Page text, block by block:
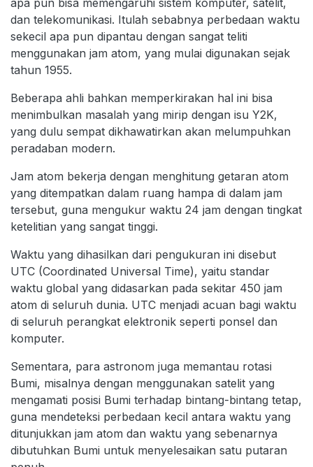
apa pun bisa memengaruhi sistem komputer, satelit,
dan telekomunikasi. Itulah sebabnya perbedaan waktu
sekecil apa pun dipantau dengan sangat teliti
menggunakan jam atom, yang mulai digunakan sejak
tahun 1955.
Beberapa ahli bahkan memperkirakan hal ini bisa
menimbulkan masalah yang mirip dengan isu Y2K,
yang dulu sempat dikhawatirkan akan melumpuhkan
peradaban modern.
Jam atom bekerja dengan menghitung getaran atom
yang ditempatkan dalam ruang hampa di dalam jam
tersebut, guna mengukur waktu 24 jam dengan tingkat
ketelitian yang sangat tinggi.
Waktu yang dihasilkan dari pengukuran ini disebut
UTC (Coordinated Universal Time), yaitu standar
waktu global yang didasarkan pada sekitar 450 jam
atom di seluruh dunia. UTC menjadi acuan bagi waktu
di seluruh perangkat elektronik seperti ponsel dan
komputer.
Sementara, para astronom juga memantau rotasi
Bumi, misalnya dengan menggunakan satelit yang
mengamati posisi Bumi terhadap bintang-bintang tetap,
guna mendeteksi perbedaan kecil antara waktu yang
ditunjukkan jam atom dan waktu yang sebenarnya
dibutuhkan Bumi untuk menyelesaikan satu putaran